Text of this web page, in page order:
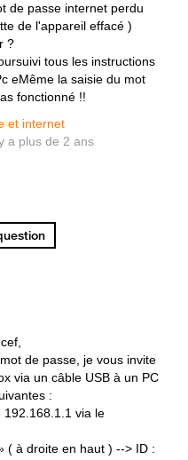
de passe internet perdu
de l'appareil effacé )
?
tous les instructions
eMême la saisie du mot
fonctionné !!
et internet
a plus de 2 ans
de passe, je vous invite
via un câble USB à un PC
:
192.168.1.1 via le
( à droite en haut ) --> ID :